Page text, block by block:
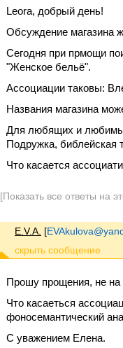
Leora, добрый день!
Обсуждение магазина
Сегодня при прмощи
"Женское бельё".
Ассоциации таковы:
Названия магазина
Для любящих и
Подружка, библейская
Что касается
[Показать все ответы на
E.V.A. [
Прошу прощения, не на
Что касаеться
фоносемантический
С уважением Елена.